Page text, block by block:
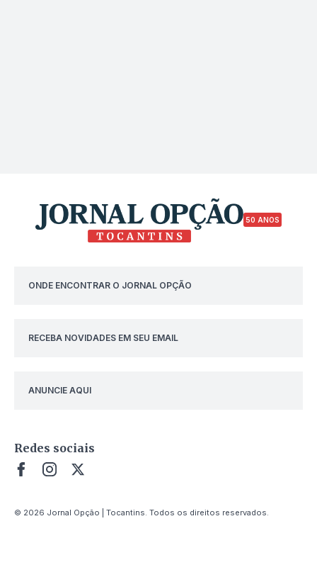
50 ANOS
ONDE ENCONTRAR O JORNAL OPÇÃO
RECEBA NOVIDADES EM SEU EMAIL
ANUNCIE AQUI
Redes sociais
© 2026 Jornal Opção | Tocantins. Todos os direitos reservados.